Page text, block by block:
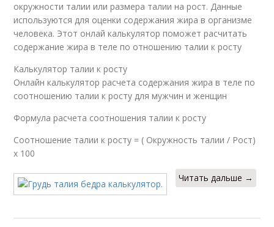
окружности талии или размера талии на рост. Данные
используются для оценки содержания жира в организме
человека. Этот онлай калькулятор поможет расчитать
содержание жира в теле по отношению талии к росту
Калькулятор талии к росту
Онлайн калькулятор расчета содержания жира в теле по
соотношению талии к росту для мужчин и женщин
Формула расчета соотношения талии к росту
Соотношение талии к росту = ( Окружность талии / Рост)
x 100
Читать дальше →